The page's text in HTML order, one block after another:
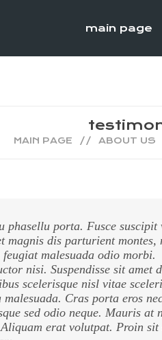
main page
MAIN PAGE ABOUT US
phasellu porta. Fusce suscipit
magnis dis parturient montes,
malesuada odio morbi.
nisi. Suspendisse sit amet
scelerisque nisl vitae
Cras porta eros
sed odio neque. Mauris at
erat volutpat. Proin sit